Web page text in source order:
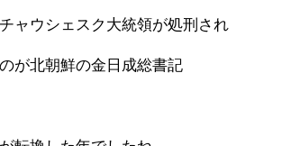
ャウシェスク大統領が処刑され
が北朝鮮の金日成総書記